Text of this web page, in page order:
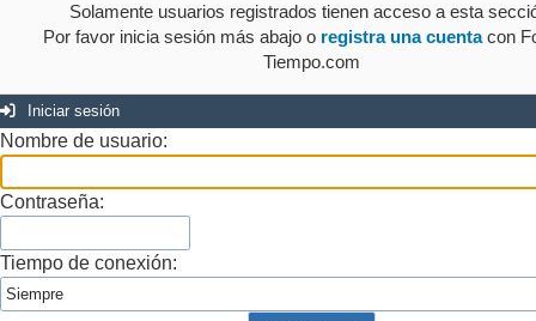
Solamente usuarios registrados tienen acceso a esta
Por favor inicia sesión más abajo o registra una cuentacon
Tiempo.com
Iniciar sesión
Nombre de usuario:
Contraseña:
Tiempo de conexión: